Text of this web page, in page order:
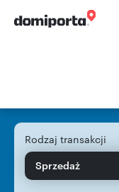
Rodzaj transakcji
Sprzedaż